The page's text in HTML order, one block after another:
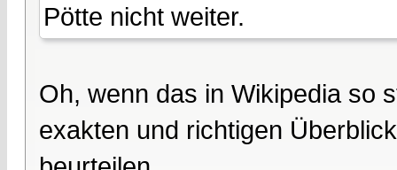
Pötte nicht weiter.
Oh, wenn das in Wikipedia so
exakten und richtigen